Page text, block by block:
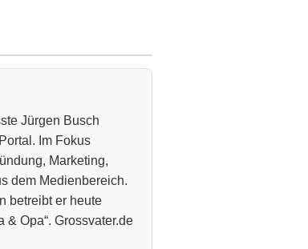
Jürgen Busch
Im Fokus
Marketing,
dem Medienbereich.
betreibt er heute
& Opa“. Grossvater.de